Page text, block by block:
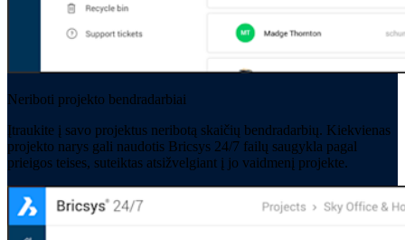
Neriboti projekto bendradarbiai
Įtraukite į savo projektus neribotą skaičių bendradarbių. Kiekvienas
projekto narys gali naudotis Bricsys 24/7 failų saugykla pagal
prieigos teises, suteiktas atsižvelgiant į jo vaidmenį projekte.